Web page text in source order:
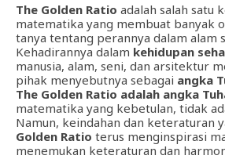
The Golden Ratio adalah salah satu
matematika yang membuat banyak
tanya tentang perannya dalam alam
Kehadirannya dalam kehidupan
manusia, alam, seni, dan arsitektur
pihak menyebutnya sebagai angka
The Golden Ratio adalah angka
matematika yang kebetulan, tidak
Namun, keindahan dan keteraturan
Golden Ratio terus menginspirasi
menemukan keteraturan dan